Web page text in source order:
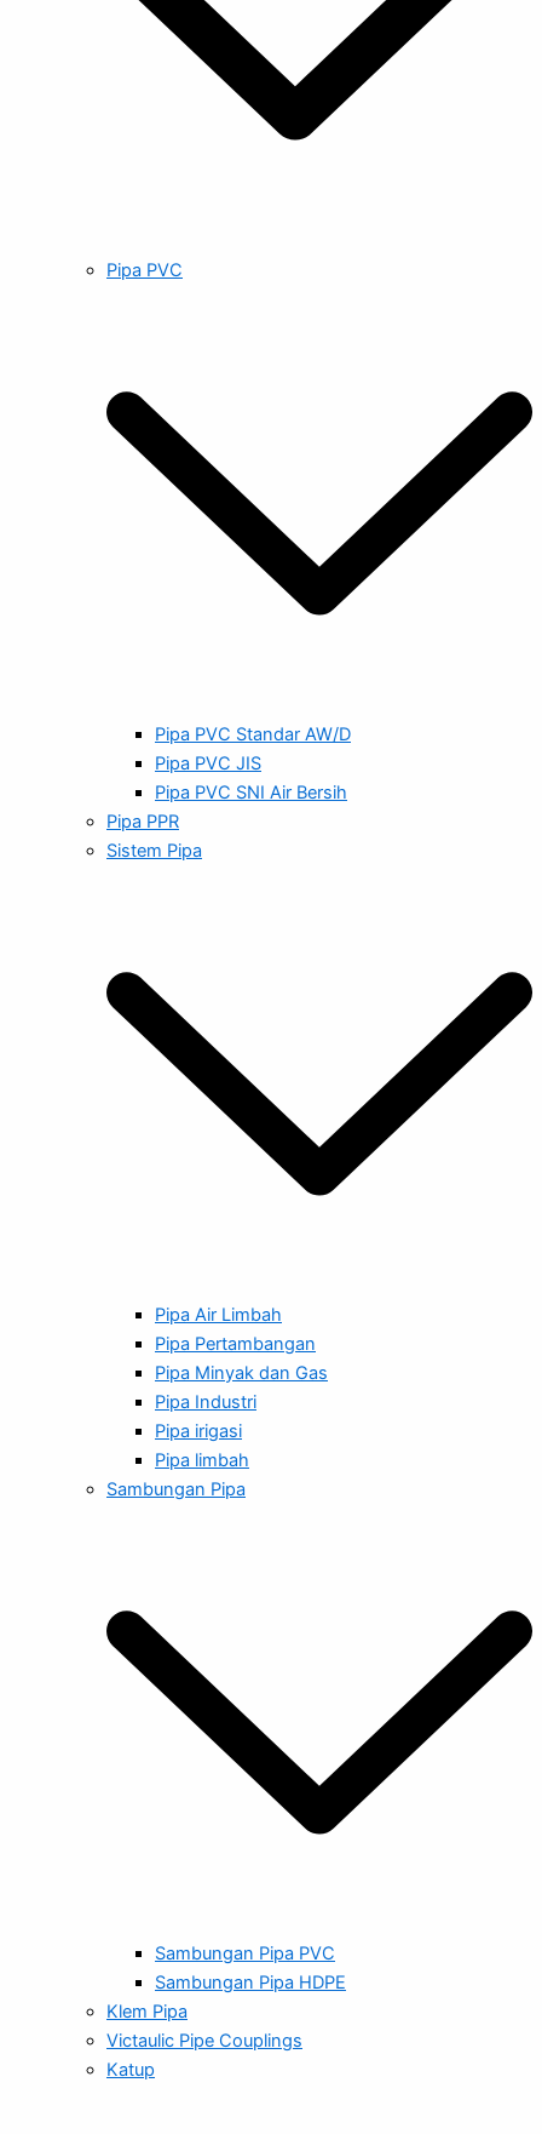
Pipa PVC
Pipa PVC Standar AW/D
Pipa PVC JIS
Pipa PVC SNI Air Bersih
Pipa PPR
Sistem Pipa
Pipa Air Limbah
Pipa Pertambangan
Pipa Minyak dan Gas
Pipa Industri
Pipa irigasi
Pipa limbah
Sambungan Pipa
Sambungan Pipa PVC
Sambungan Pipa HDPE
Klem Pipa
Victaulic Pipe Couplings
Katup